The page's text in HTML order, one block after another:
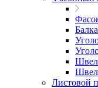
Листовой